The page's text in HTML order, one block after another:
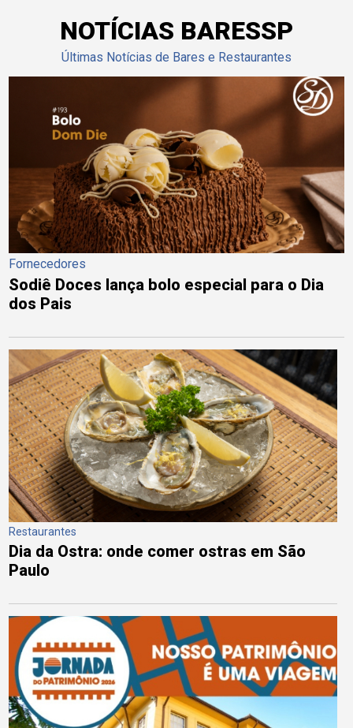
NOTÍCIAS BARESSP
Últimas Notícias de Bares e Restaurantes
Fornecedores
Sodiê Doces lança bolo especial para o Dia
dos Pais
Restaurantes
Dia da Ostra: onde comer ostras em São
Paulo